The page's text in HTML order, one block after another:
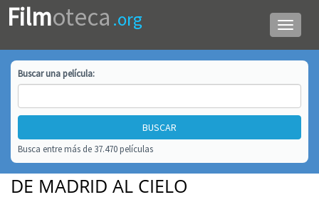
Menú
de
Filmoteca .org
Buscar unapelícula:
Busca entre más de 37.470 películas
DE MADRID AL CIELO